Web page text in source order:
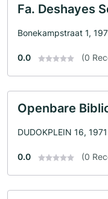
Fa. Deshayes
Bonekampstraat 1,
0.0 (0
Openbare
DUDOKPLEIN 16,
0.0 (0